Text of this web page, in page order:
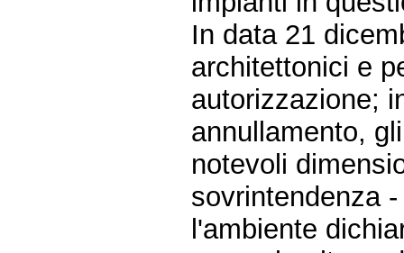
In data 21
architettonici e
autorizzazione;
annullamento,
notevoli
sovrintendenza
l'ambiente